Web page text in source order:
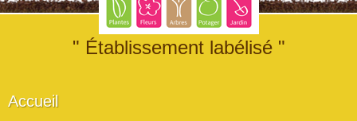
" Établissement labélisé "
Accueil